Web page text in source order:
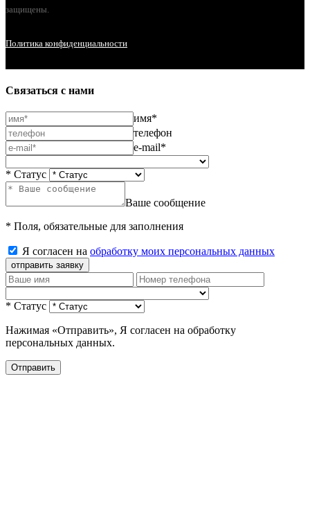
защищены.
Политика конфиденциальности
Связаться с нами
имя*
телефон
e-mail*
* Статус
Ваше сообщение
* Поля, обязательные для заполнения
Я согласен на обработку моих персональных данных
отправить заявку
* Статус
Нажимая «Отправить», Я согласен на обработку
персональных данных.